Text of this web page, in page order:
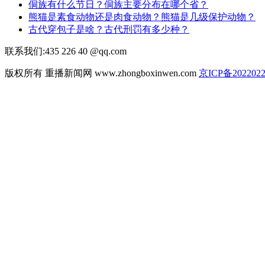
侗族有什么节日？侗族主要分布在哪个省？
熊猫是素食动物还是肉食动物？熊猫是几级保护动物？
古代穿包子是啥？古代刑罚有多少种？
联系我们:435 226 40 @qq.com
版权所有 重播新闻网 www.zhongboxinwen.com 京ICP备